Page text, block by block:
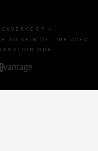
-
AU SEIN DE L'UE AVEC
ODR